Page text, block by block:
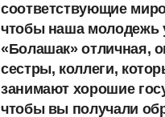
соответствующие
чтобы наша молодежь
«Болашак» отличная,
сестры, коллеги,
занимают хорошие
чтобы вы получали